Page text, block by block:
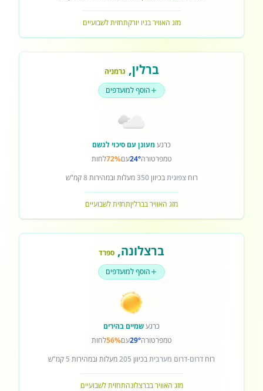
מזג האוויר בניו יורקתחזית לשבועיים
ברלין, גרמניה
הוסף למועדפים
כרגעמעונן עם סיכוי לגשם
טמפרטורה24°עם72%לחות
רוחצפוניתבכיוון350מעלות ובמהירות8קמ"ש
מזג האוויר בברליןתחזית לשבועיים
ברצלונה, ספרד
הוסף למועדפים
כרגעשמיים בהירים
טמפרטורה29°עם56%לחות
רוח דרום-דרום מערביתבכיוון 205מעלות ובמהירות 5 קמ"ש
מזג האוויר בברצלונהתחזית לשבועיים